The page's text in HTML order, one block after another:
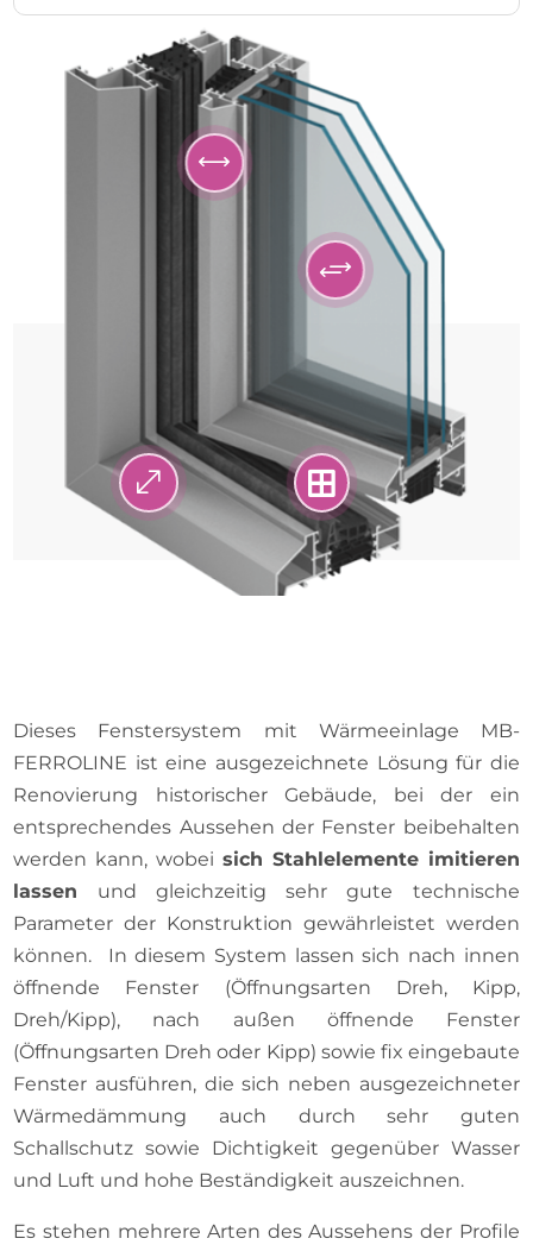

,
+
.
Dieses Fenstersystem mit Wärmeeinlage MB-
FERROLINE ist eine ausgezeichnete Lösung für die
Renovierung historischer Gebäude, bei der ein
entsprechendes Aussehen der Fenster beibehalten
werden kann, wobei sich Stahlelemente imitieren
lassen und gleichzeitig sehr gute technische
Parameter der Konstruktion gewährleistet werden
können. In diesem System lassen sich nach innen
öffnende Fenster (Öffnungsarten Dreh, Kipp,
Dreh/Kipp), nach außen öffnende Fenster
(Öffnungsarten Dreh oder Kipp) sowie fix eingebaute
Fenster ausführen, die sich neben ausgezeichneter
Wärmedämmung auch durch sehr guten
Schallschutz sowie Dichtigkeit gegenüber Wasser
und Luft und hohe Beständigkeit auszeichnen.
Es stehen mehrere Arten des Aussehens der Profile